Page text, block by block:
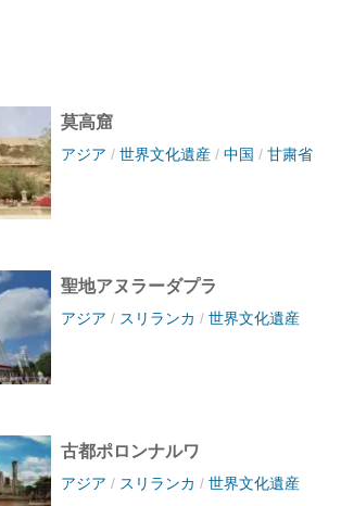
莫高窟
アジア / 世界文化遺産/ 中国 / 甘粛省
聖地アヌラーダプラ
アジア / スリランカ / 世界文化遺産
古都ポロンナルワ
アジア / スリランカ / 世界文化遺産